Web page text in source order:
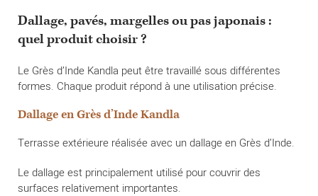
Dallage, pavés, margelles ou pas japonais :
quel produit choisir ?
Le Grès d’Inde Kandla peut être travaillé sous différentes
formes. Chaque produit répond à une utilisation précise.
Dallage en Grès d’Inde Kandla
Terrasse extérieure réalisée avec un dallage en Grès d’Inde.
Le dallage est principalement utilisé pour couvrir des
surfaces relativement importantes.